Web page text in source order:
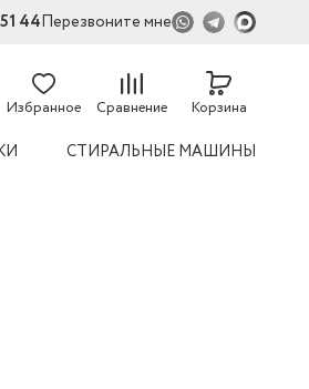
44Перезвоните мне
Избранное Сравнение Корзина
СТИРАЛЬНЫЕ МАШИНЫ